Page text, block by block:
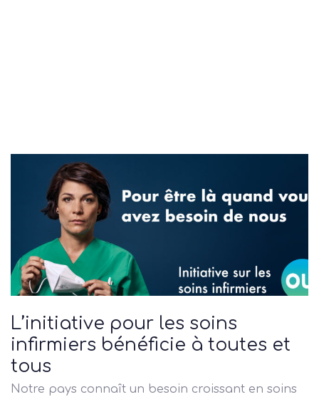
L’initiative pour les soins
infirmiers bénéficie à toutes et
tous
Notre pays connaît un besoin croissant en soins